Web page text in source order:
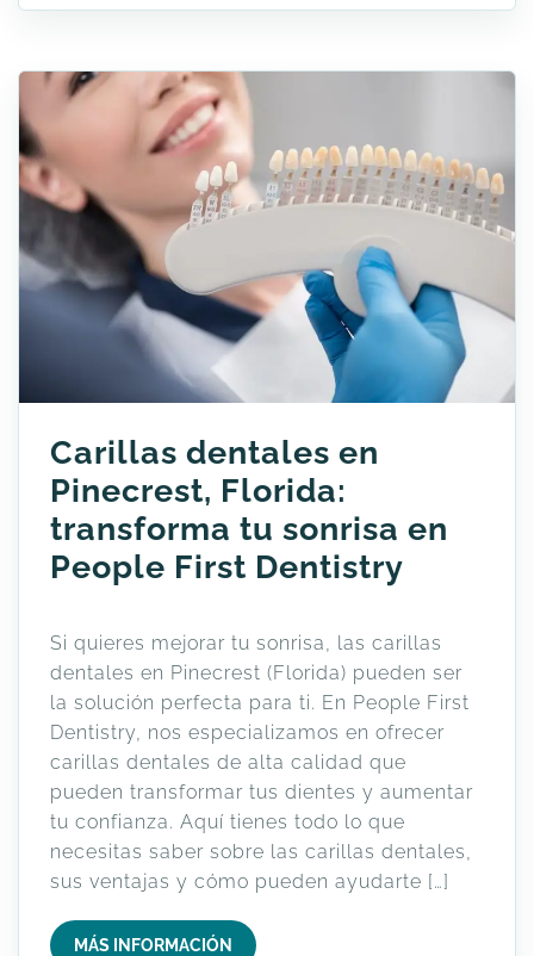
Carillas dentales en
Pinecrest, Florida:
transforma tu sonrisa en
People First Dentistry
Si quieres mejorar tu sonrisa, las carillas
dentales en Pinecrest (Florida) pueden ser
la solución perfecta para ti. En People First
Dentistry, nos especializamos en ofrecer
carillas dentales de alta calidad que
pueden transformar tus dientes y aumentar
tu confianza. Aquí tienes todo lo que
necesitas saber sobre las carillas dentales,
sus ventajas y cómo pueden ayudarte […]
MÁS INFORMACIÓN